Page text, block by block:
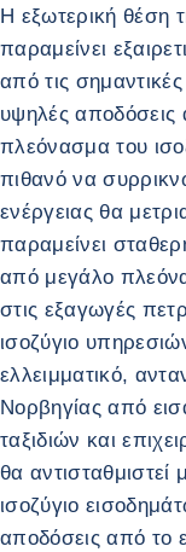
Η εξωτερική θέση
παραμείνει
από τις
υψηλές αποδόσεις
πλεόνασμα του
πιθανό να
ενέργειας θα
παραμείνει
από μεγάλο
στις εξαγωγές
ισοζύγιο
ελλειμματικό,
Νορβηγίας από
ταξιδιών και
θα
ισοζύγιο
αποδόσεις από το